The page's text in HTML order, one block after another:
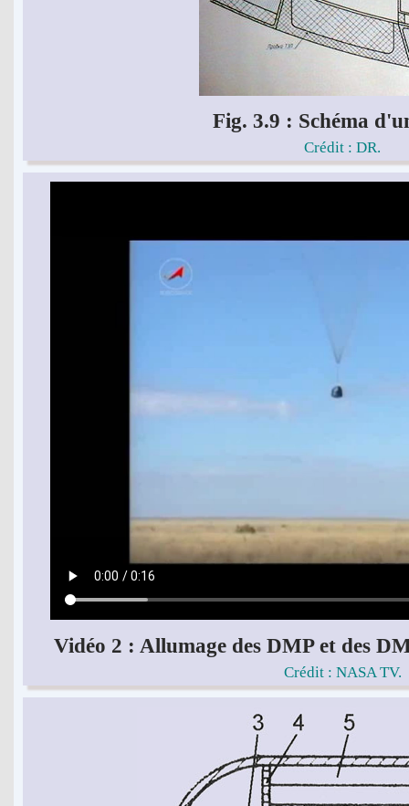
Fig. 3.9 : Schéma
Crédit : DR.
Vidéo 2 : Allumage des DMP et des
Crédit : NASA TV.